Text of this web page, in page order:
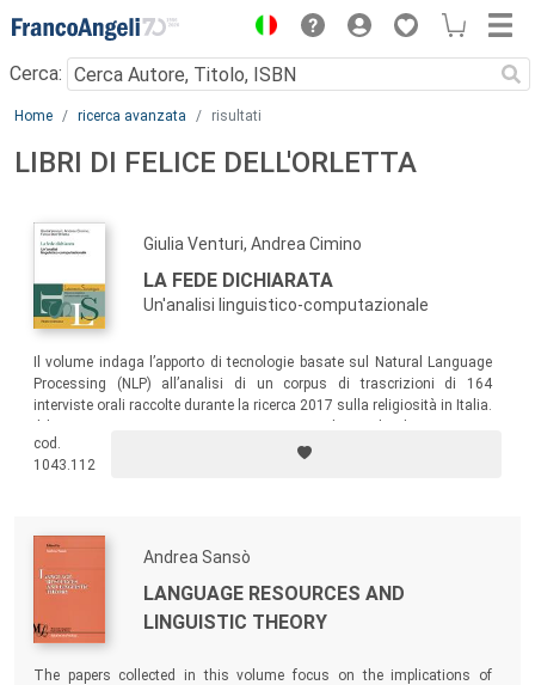
Menu
Cerca:
Main content
Home ricerca avanzata risultati
LIBRI DI FELICE DELL'ORLETTA
Giulia Venturi, Andrea Cimino
LA FEDE DICHIARATA
Un'analisi linguistico-computazionale
Il volume indaga l’apporto di tecnologie basate sul Natural Language
Processing (NLP) all’analisi di un corpus di trascrizioni di 164
interviste orali raccolte durante la ricerca 2017 sulla religiosità in Italia.
delle analisi basate su NLP e quali nuovi orizzonti di ricerca siano
aperti da queste analisi.
cod.
1043.112
Andrea Sansò
LANGUAGE RESOURCES AND
LINGUISTIC THEORY
The papers collected in this volume focus on the implications of